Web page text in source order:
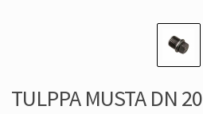
TULPPA MUSTA DN 20